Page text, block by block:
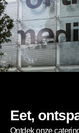
Eet,
Ontdek onze